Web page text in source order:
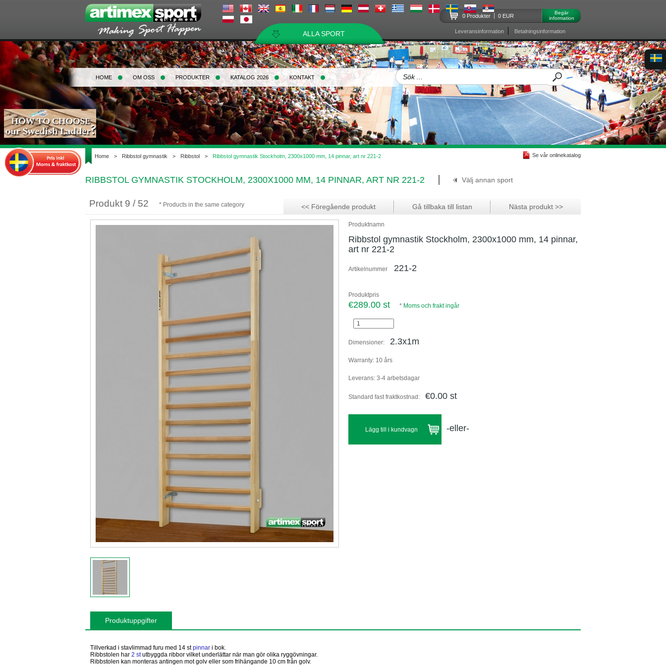
ALLA SPORT
0 Produkter 0 EUR
Begär
information
Leveransinformation Betalningsinformation
HOME OM OSS PRODUKTER KATALOG 2026 KONTAKT
Home > Ribbstol gymnastik > Ribbstol > Ribbstol gymnastik Stockholm, 2300x1000 mm, 14 pinnar, art nr 221-2 Se vår onlinekatalog
RIBBSTOL GYMNASTIK STOCKHOLM, 2300X1000 MM, 14 PINNAR, ART NR 221-2 Välj annan sport
Produkt 9 / 52 * Products in the same category << Föregående produkt Gå tillbaka till listan Nästa produkt >>
Produktnamn
Ribbstol gymnastik Stockholm, 2300x1000 mm, 14 pinnar,
art nr 221-2
Artikelnummer 221-2
Produktpris
€289.00 st * Moms och frakt ingår
Dimensioner: 2.3x1m
Warranty: 10 års
Leverans: 3-4 arbetsdagar
Standard fast fraktkostnad: €0.00 st
-eller-
Produktuppgifter
Tillverkad i stavlimmad furu med 14 st pinnar i bok.
Ribbstolen har 2 st utbyggda ribbor vilket underlättar när man gör olika ryggövningar.
Ribbstolen kan monteras antingen mot golv eller som frihängande 10 cm från golv.